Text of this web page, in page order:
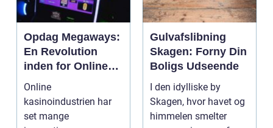
Opdag Megaways:
En Revolution
inden for Online
Spilleautomater
Online
kasinoindustrien har
set mange
Gulvafslibning
Skagen: Forny Din
Boligs Udseende
I den idylliske by
Skagen, hvor havet og
himmelen smelter